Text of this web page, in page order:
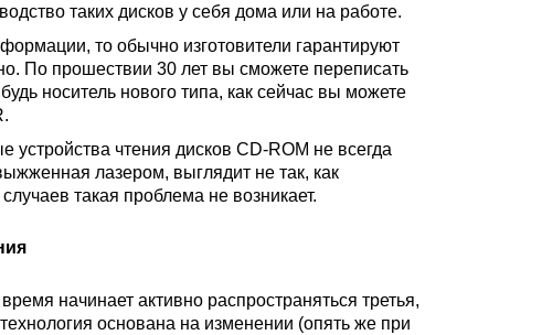
таких дисков у себя дома или на работе.
то обычно изготовители гарантируют
По прошествии 30 лет вы сможете переписать
носитель нового типа, как сейчас вы можете
чтения дисков CD-ROM не всегда
лазером, выглядит не так, как
такая проблема не возникает.
начинает активно распространяться третья,
основана на изменении (опять же при